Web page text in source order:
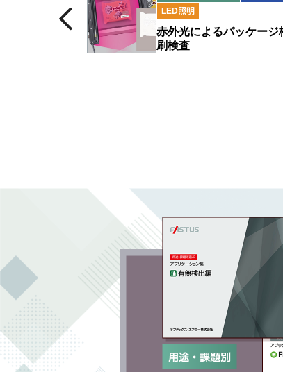
LED照明
赤外光によるパッケージ
刷検査